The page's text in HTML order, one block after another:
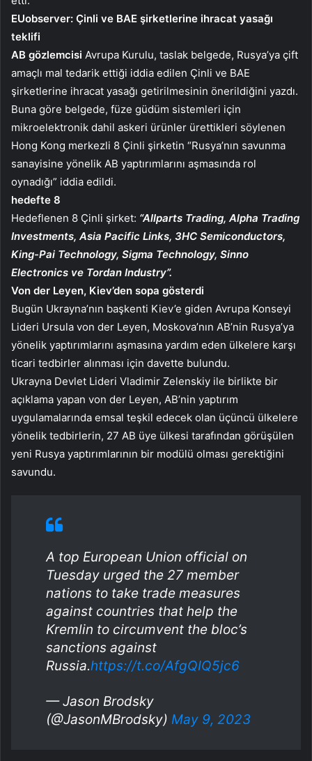
EUobserver: Çinli ve BAE şirketlerine ihracat yasağı
teklifi
AB gözlemcisi Avrupa Kurulu, taslak belgede, Rusya’ya çift
amaçlı mal tedarik ettiği iddia edilen Çinli ve BAE
şirketlerine ihracat yasağı getirilmesinin önerildiğini yazdı.
Buna göre belgede, füze güdüm sistemleri için
mikroelektronik dahil askeri ürünler ürettikleri söylenen
Hong Kong merkezli 8 Çinli şirketin “Rusya’nın savunma
sanayisine yönelik AB yaptırımlarını aşmasında rol
oynadığı” iddia edildi.
hedefte 8
Hedeflenen 8 Çinli şirket: “Allparts Trading, Alpha Trading
Investments, Asia Pacific Links, 3HC Semiconductors,
King-Pai Technology, Sigma Technology, Sinno
Electronics ve Tordan Industry”.
Von der Leyen, Kiev’den sopa gösterdi
Bugün Ukrayna’nın başkenti Kiev’e giden Avrupa Konseyi
Lideri Ursula von der Leyen, Moskova’nın AB’nin Rusya’ya
yönelik yaptırımlarını aşmasına yardım eden ülkelere karşı
ticari tedbirler alınması için davette bulundu.
Ukrayna Devlet Lideri Vladimir Zelenskiy ile birlikte bir
açıklama yapan von der Leyen, AB’nin yaptırım
uygulamalarında emsal teşkil edecek olan üçüncü ülkelere
yönelik tedbirlerin, 27 AB üye ülkesi tarafından görüşülen
yeni Rusya yaptırımlarının bir modülü olması gerektiğini
savundu.
A top European Union official on
Tuesday urged the 27 member
nations to take trade measures
against countries that help the
Kremlin to circumvent the bloc’s
sanctions against
Russia.https://t.co/AfgQIQ5jc6
— Jason Brodsky
(@JasonMBrodsky) May 9, 2023